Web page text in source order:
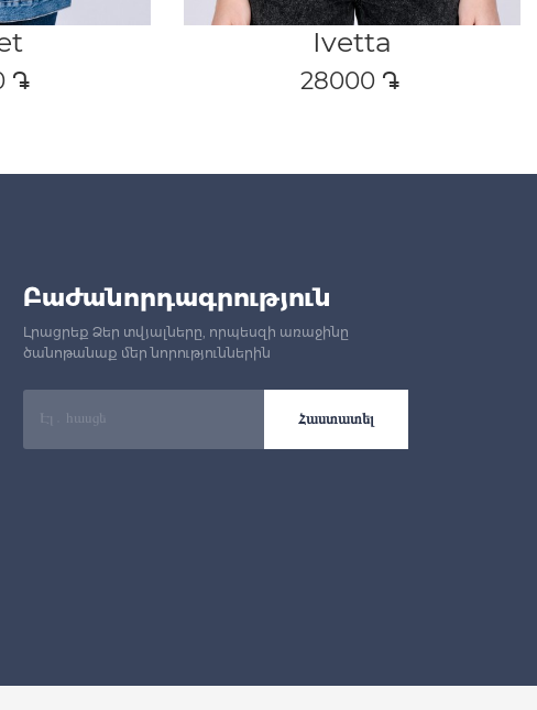
դր․
Ivetta
28000 դր․
Բաժանորդագրություն
Լրացրեք Ձեր տվյալները, որպեսզի առաջինը
ծանոթանաք մեր նորություններին